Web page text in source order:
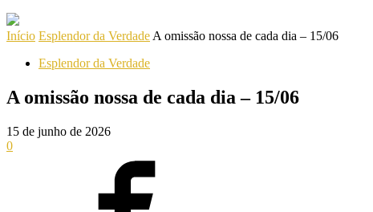
Início Esplendor da Verdade A omissão nossa de cada dia – 15/06
Esplendor da Verdade
A omissão nossa de cada dia – 15/06
15 de junho de 2026
0